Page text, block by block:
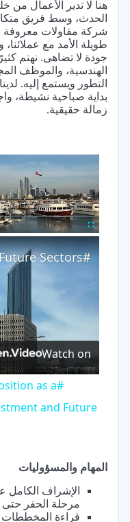
هنا لا تدير الأعمال
الحدث، وسط فريق
شركة مقاولات معروفة
طويلة الأمد مع
جودة لا تضاهى. نهتم كثيرًا
الهندسية، والموظف
التطور ويستمع إليه.
بداية صباحية نشيطة،
زمالة حقيقية.
×
Watch on
as a
and Future
المهام والمسؤوليات
الإشراف الكامل
مرحلة الحفر حتى
قراءة المخططات